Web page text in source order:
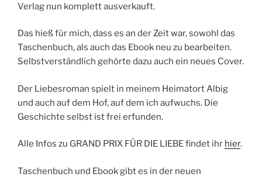
Verlag nun komplett ausverkauft.
Das hieß für mich, dass es an der Zeit war, sowohl das
Taschenbuch, als auch das Ebook neu zu bearbeiten.
Selbstverständlich gehörte dazu auch ein neues Cover.
Der Liebesroman spielt in meinem Heimatort Albig
und auch auf dem Hof, auf dem ich aufwuchs. Die
Geschichte selbst ist frei erfunden.
Alle Infos zu GRAND PRIX FÜR DIE LIEBE findet ihr hier.
Taschenbuch und Ebook gibt es in der neuen